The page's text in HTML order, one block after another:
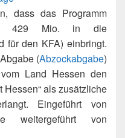
dass das Programm
429 Mio. in die
für den KFA) einbringt.
(Abzockabgabe)
Land Hessen den
Hessen“ als zusätzliche
Eingeführt von
weitergeführt von